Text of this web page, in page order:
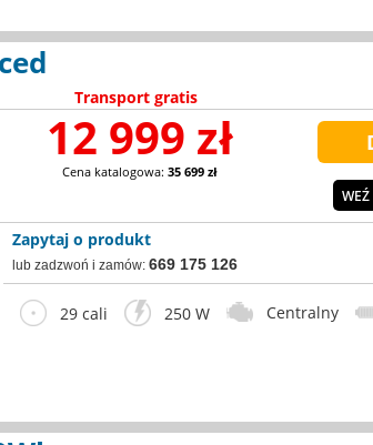
Transport gratis
12 999 zł
Cena katalogowa:35 699 zł
Zapytaj o produkt
lub zadzwoń i zamów:669 175 126
29 cali 250 W Centralny